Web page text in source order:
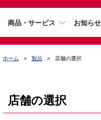
商品・サービス お知らせ
ホーム 製品 店舗の選択
店舗の選択